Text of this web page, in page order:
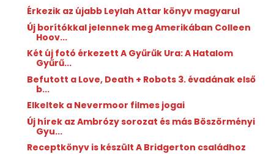
Érkezik az újabb Leylah Attar könyv magyarul
Új borítókkal jelennek meg Amerikában Colleen
Hoov...
Két új fotó érkezett A Gyűrűk Ura: A Hatalom
Gyűrű...
Befutott a Love, Death + Robots 3. évadának első
b...
Elkeltek a Nevermoor filmes jogai
Új hírek az Ambrózy sorozat és más Böszörményi
Gyu...
Receptkönyv is készült A Bridgerton családhoz